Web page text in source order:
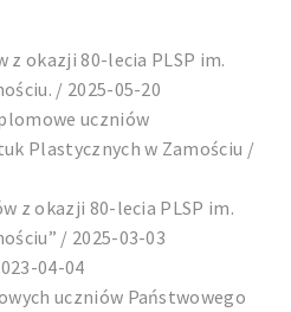
z okazji 80-lecia PLSP im.
/ 2025-05-20
uczniów
Plastycznych w Zamościu /
z okazji 80-lecia PLSP im.
/ 2025-03-03
04-04
uczniów Państwowego